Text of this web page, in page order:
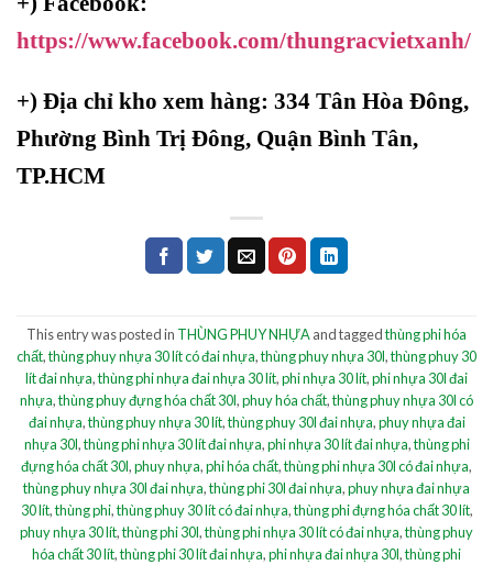
https://www.facebook.com/thungracvietxanh/
+) Địa chỉ kho xem hàng: 334 Tân Hòa Đông,
Phường Bình Trị Đông, Quận Bình Tân,
TP.HCM
This entry was posted in THÙNG PHUY NHỰAand taggedthùng phi hóa
chất,thùng phuy nhựa 30 lít có đai nhựa,thùng phuy nhựa 30l,thùng phuy 30
lít đai nhựa,thùng phi nhựa đai nhựa 30 lít,phi nhựa 30 lít,phi nhựa 30l đai
nhựa,thùng phuy đựng hóa chất 30l,phuy hóa chất,thùng phuy nhựa 30l có
đai nhựa,thùng phuy nhựa 30 lít,thùng phuy 30l đai nhựa,phuy nhựa đai
nhựa 30l,thùng phi nhựa 30 lít đai nhựa,phi nhựa 30 lít đai nhựa,thùng phi
đựng hóa chất 30l,phuy nhựa,phi hóa chất,thùng phi nhựa 30l có đai nhựa,
thùng phuy nhựa 30l đai nhựa,thùng phi 30l đai nhựa,phuy nhựa đai nhựa
30 lít,thùng phi,thùng phuy 30 lít có đai nhựa,thùng phi đựng hóa chất 30 lít,
phuy nhựa 30 lít,thùng phi 30l,thùng phi nhựa 30 lít có đai nhựa,thùng phuy
hóa chất 30 lít,thùng phi 30 lít đai nhựa,phi nhựa đai nhựa 30l,thùng phi